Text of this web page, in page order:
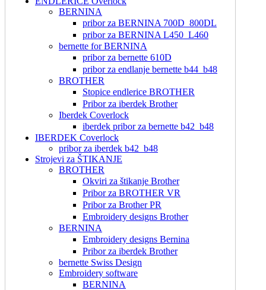
BERNINA
pribor za BERNINA 700D_800DL
pribor za BERNINA L450_L460
bernette for BERNINA
pribor za bernette 610D
pribor za endlanje bernette b44_b48
BROTHER
Stopice endlerice BROTHER
Pribor za iberdek Brother
Iberdek Coverlock
iberdek pribor za bernette b42_b48
IBERDEK Coverlock
pribor za iberdek b42_b48
Strojevi za ŠTIKANJE
BROTHER
Okviri za štikanje Brother
Pribor za BROTHER VR
Pribor za Brother PR
Embroidery designs Brother
BERNINA
Embroidery designs Bernina
Pribor za iberdek Brother
bernette Swiss Design
Embroidery software
BERNINA